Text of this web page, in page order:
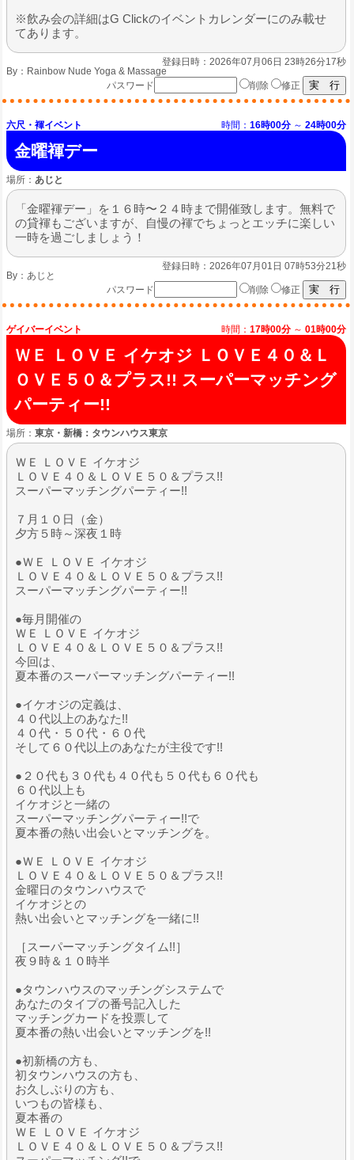
※飲み会の詳細はG Clickのイベントカレンダーにのみ載せ
てあります。
登録日時：2026年07月06日 23時26分17秒
By： Rainbow Nude Yoga & Massage
パスワード
削除 修正
六尺・褌イベント 時間： 16時00分 ～ 24時00分
金曜褌デー
場所： あじと
「金曜褌デー」を１６時〜２４時まで開催致します。無料で
の貸褌もございますが、自慢の褌でちょっとエッチに楽しい
一時を過ごしましょう！
登録日時：2026年07月01日 07時53分21秒
By： あじと
パスワード
削除 修正
ゲイバーイベント 時間： 17時00分 ～ 01時00分
ＷＥ ＬＯＶＥ イケオジ ＬＯＶＥ４０＆Ｌ
ＯＶＥ５０＆プラス!! スーパーマッチング
パーティー!!
場所： 東京・新橋：タウンハウス東京
ＷＥ ＬＯＶＥ イケオジ
ＬＯＶＥ４０＆ＬＯＶＥ５０＆プラス!!
スーパーマッチングパーティー!!
７月１０日（金）
夕方５時～深夜１時
●ＷＥ ＬＯＶＥ イケオジ
ＬＯＶＥ４０＆ＬＯＶＥ５０＆プラス!!
スーパーマッチングパーティー!!
●毎月開催の
ＷＥ ＬＯＶＥ イケオジ
ＬＯＶＥ４０＆ＬＯＶＥ５０＆プラス!!
今回は、
夏本番のスーパーマッチングパーティー!!
●イケオジの定義は、
４０代以上のあなた!!
４０代・５０代・６０代
そして６０代以上のあなたが主役です!!
●２０代も３０代も４０代も５０代も６０代も
６０代以上も
イケオジと一緒の
スーパーマッチングパーティー!!で
夏本番の熱い出会いとマッチングを。
●ＷＥ ＬＯＶＥ イケオジ
ＬＯＶＥ４０＆ＬＯＶＥ５０＆プラス!!
金曜日のタウンハウスで
イケオジとの
熱い出会いとマッチングを一緒に!!
［スーパーマッチングタイム!!］
夜９時＆１０時半
●タウンハウスのマッチングシステムで
あなたのタイプの番号記入した
マッチングカードを投票して
夏本番の熱い出会いとマッチングを!!
●初新橋の方も、
初タウンハウスの方も、
お久しぶりの方も、
いつもの皆様も、
夏本番の
ＷＥ ＬＯＶＥ イケオジ
ＬＯＶＥ４０＆ＬＯＶＥ５０＆プラス!!